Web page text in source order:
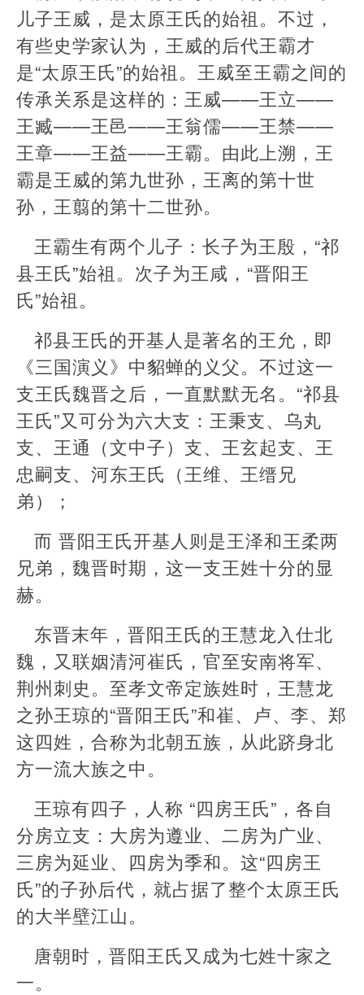
儿子王威，是太原王氏的始祖。不过，
有些史学家认为，王威的后代王霸才
是“太原王氏”的始祖。王威至王霸之间的
传承关系是这样的：王威——王立——
王臧——王邑——王翁儒——王禁——
王章——王益——王霸。由此上溯，王
霸是王威的第九世孙，王离的第十世
孙，王翦的第十二世孙。
王霸生有两个儿子：长子为王殷，“祁
县王氏”始祖。次子为王咸，“晋阳王
氏”始祖。
祁县王氏的开基人是著名的王允，即
《三国演义》中貂蝉的义父。不过这一
支王氏魏晋之后，一直默默无名。“祁县
王氏”又可分为六大支：王秉支、乌丸
支、王通（文中子）支、王玄起支、王
忠嗣支、河东王氏（王维、王缙兄
弟）；
而 晋阳王氏开基人则是王泽和王柔两
兄弟，魏晋时期，这一支王姓十分的显
赫。
东晋末年，晋阳王氏的王慧龙入仕北
魏，又联姻清河崔氏，官至安南将军、
荆州刺史。至孝文帝定族姓时，王慧龙
之孙王琼的“晋阳王氏”和崔、卢、李、郑
这四姓，合称为北朝五族，从此跻身北
方一流大族之中。
王琼有四子，人称 “四房王氏”，各自
分房立支：大房为遵业、二房为广业、
三房为延业、四房为季和。这“四房王
氏”的子孙后代，就占据了整个太原王氏
的大半壁江山。
唐朝时，晋阳王氏又成为七姓十家之
一。